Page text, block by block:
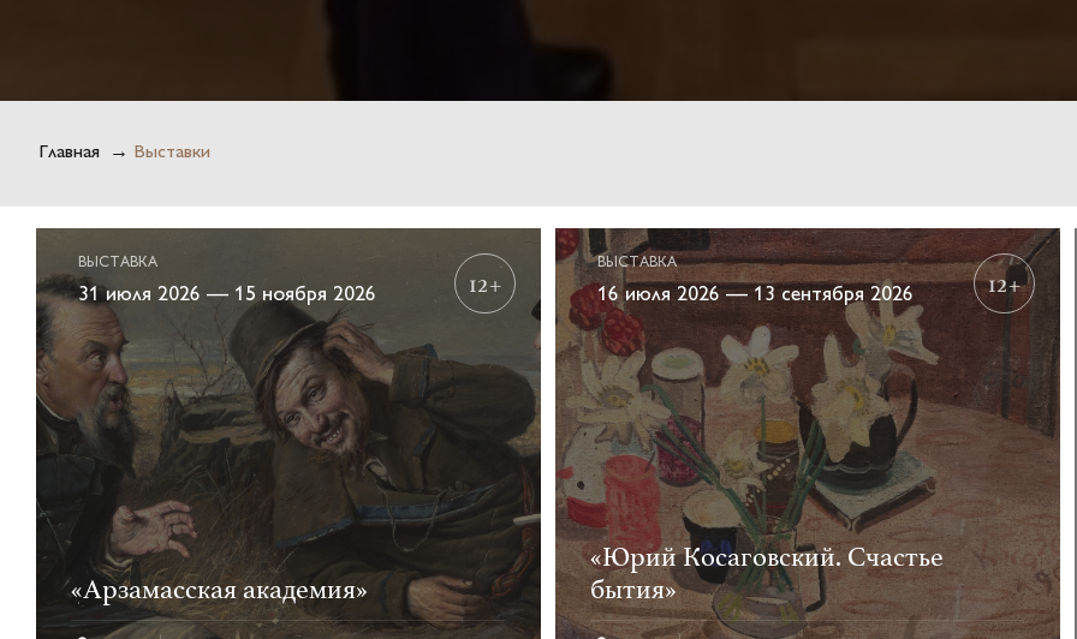
Главная → Выставки
ВЫСТАВКА
31 июля 2026 — 15 ноября 2026 12+
«Арзамасская академия»
ВЫСТАВКА
16 июля 2026 — 13 сентября 2026 12+
«Юрий Косаговский. Счастье
бытия»